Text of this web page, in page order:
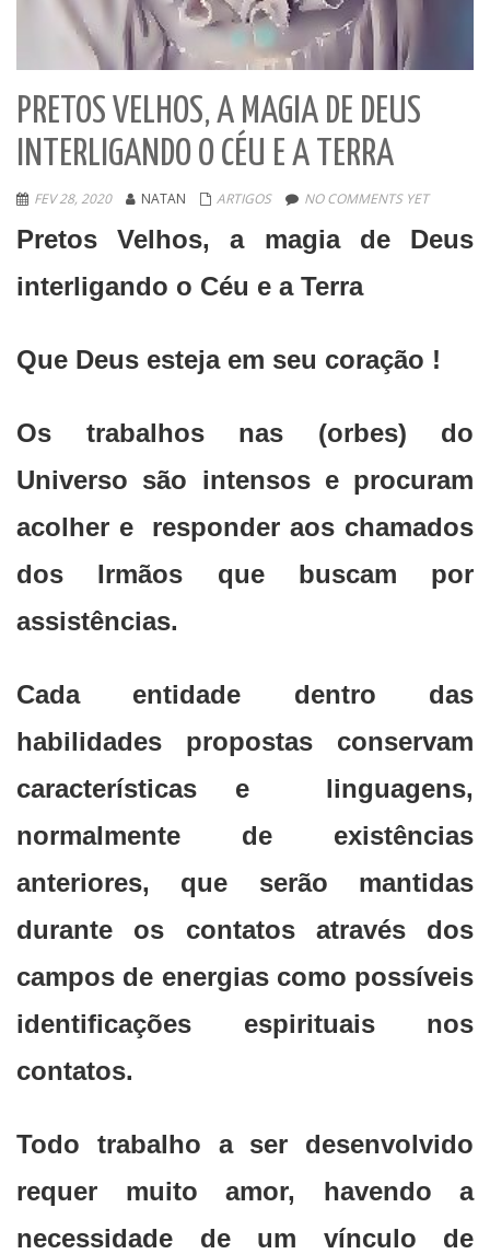
PRETOS VELHOS, A MAGIA DE DEUS
INTERLIGANDO O CÉU E A TERRA
FEV 28, 2020 NATAN ARTIGOS NO COMMENTS YET
Pretos Velhos, a magia de Deus
interligando o Céu e a Terra
Que Deus esteja em seu coração !
Os trabalhos nas (orbes) do
Universo são intensos e procuram
acolher e responder aos chamados
dos Irmãos que buscam por
assistências.
Cada entidade dentro das
habilidades propostas conservam
características e linguagens,
normalmente de existências
anteriores, que serão mantidas
durante os contatos através dos
campos de energias como possíveis
identificações espirituais nos
contatos.
Todo trabalho a ser desenvolvido
requer muito amor, havendo a
necessidade de um vínculo de